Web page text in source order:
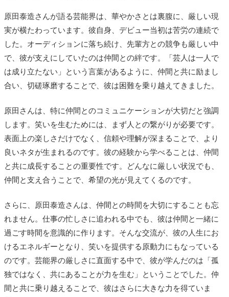
原田泰造さんが語る芸能界は、華やかさとは裏腹に、厳しい現
実が横たわっています。彼自身、デビュー当初は苦労の連続で
した。オーディションに落ち続け、先輩方との競争も厳しい中
で、彼が支えにしていたのは仲間との絆です。「芸人は一人で
は成り立たない」という言葉があるように、仲間と共に励まし
合い、切磋琢磨することで、彼は困難を乗り越えてきました。
原田さんは、特に仲間とのコミュニケーションが大切だと強調
します。笑いを生むためには、まず人との繋がりが必要です。
表面上の楽しさだけでなく、信頼や理解が深まることで、より
良いネタが生まれるのです。彼の経験から学べることは、仲間
と共に成長することの重要性です。どんなに厳しい状況でも、
仲間と支え合うことで、希望の光が見えてくるのです。
さらに、原田泰造さんは、仲間との時間を大切にすることも忘
れません。仕事の忙しさに追われる中でも、彼は仲間と一緒に
過ごす時間を意識的に作ります。そんな交流が、彼の人生にお
けるエネルギーとなり、笑いを提供する原動力にもなっている
のです。芸能界の厳しさに直面する中で、彼が学んだのは「孤
独ではなく、共にあることが力を生む」ということでした。仲
間と共に乗り越えることで、彼はさらに大きな力を得ていま